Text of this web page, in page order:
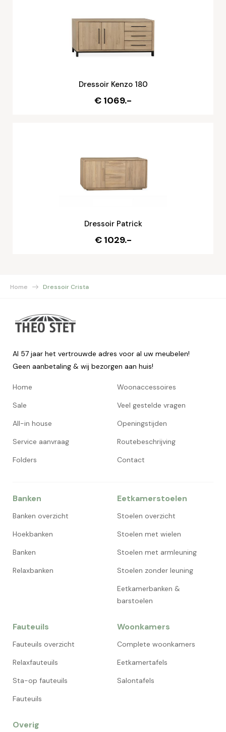
Dressoir Kenzo 180
€ 1069.-
Dressoir Patrick
€ 1029.-
Home Dressoir Crista
Al 57 jaar het vertrouwde adres voor al uw meubelen!
Geen aanbetaling & wij bezorgen aan huis!
Home
Sale
All-in house
Service aanvraag
Folders
Woonaccessoires
Veel gestelde vragen
Openingstijden
Routebeschrijving
Contact
Banken
Banken overzicht
Hoekbanken
Banken
Relaxbanken
Eetkamerstoelen
Stoelen overzicht
Stoelen met wielen
Stoelen met armleuning
Stoelen zonder leuning
Eetkamerbanken &
barstoelen
Fauteuils
Fauteuils overzicht
Relaxfauteuils
Sta-op fauteuils
Fauteuils
Woonkamers
Complete woonkamers
Eetkamertafels
Salontafels
Overig